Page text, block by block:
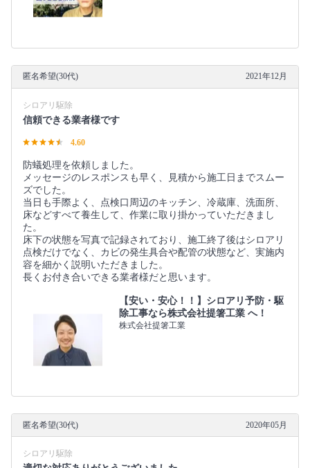
匿名希望(30代) 2021年12月
シロアリ駆除
信頼できる業者様です
4.60
防蟻処理を依頼しました。
メッセージのレスポンスも早く、見積から施工日までスムー
ズでした。
当日も手際よく、点検口周辺のキッチン、冷蔵庫、洗面所、
床などすべて養生して、作業に取り掛かっていただきまし
た。
床下の状態を写真で記録されており、施工終了後はシロアリ
点検だけでなく、カビの発生具合や配管の状態など、実施内
容を細かく説明いただきました。
長くお付き合いできる業者様だと思います。
【安い・安心！！】シロアリ予防・駆
除工事なら株式会社提箸工業 へ！
株式会社提箸工業
匿名希望(30代) 2020年05月
シロアリ駆除